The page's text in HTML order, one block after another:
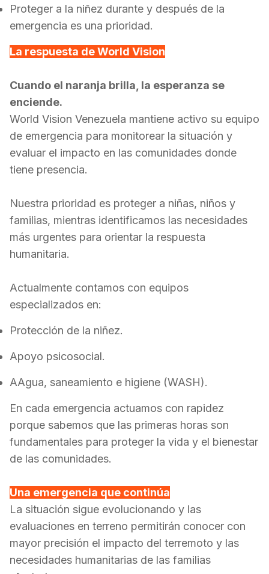
Proteger a la niñez durante y después de la
emergencia es una prioridad.
La respuesta de World Vision
Cuando el naranja brilla, la esperanza se
enciende.
World Vision Venezuela mantiene activo su equipo
de emergencia para monitorear la situación y
evaluar el impacto en las comunidades donde
tiene presencia.
Nuestra prioridad es proteger a niñas, niños y
familias, mientras identificamos las necesidades
más urgentes para orientar la respuesta
humanitaria.
Actualmente contamos con equipos
especializados en:
Protección de la niñez.
Apoyo psicosocial.
AAgua, saneamiento e higiene (WASH).
En cada emergencia actuamos con rapidez
porque sabemos que las primeras horas son
fundamentales para proteger la vida y el bienestar
de las comunidades.
Una emergencia que continúa
La situación sigue evolucionando y las
evaluaciones en terreno permitirán conocer con
mayor precisión el impacto del terremoto y las
necesidades humanitarias de las familias